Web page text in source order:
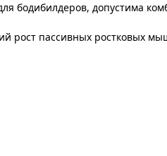
бодибилдеров, допустима
рост пассивных ростковых